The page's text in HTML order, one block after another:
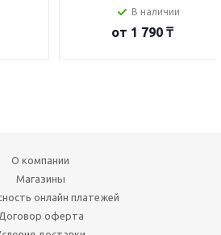
В наличии
от 1 790 ₸
О компании
Магазины
онлайн платежей
Договор оферта